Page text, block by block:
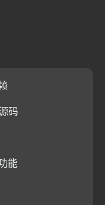
码
能